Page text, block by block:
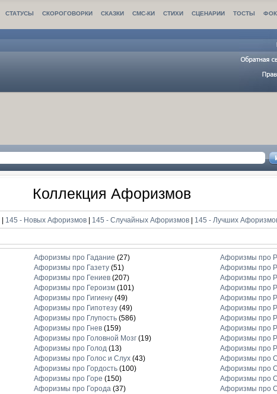
СТАТУСЫ СКОРОГОВОРКИ СКАЗКИ СМС-КИ СТИХИ СЦЕНАРИИ ТОСТЫ
Коллекция Афоризмов
| 145 - Новых Афоризмов | 145 - Случайных Афоризмов | 145 - Лучших
Афоризмы про Гадание (27)
Афоризмы про Газету(51)
Афоризмы про Гениев(207)
Афоризмы про Героизм(101)
Афоризмы про Гигиену(49)
Афоризмы про Гипотезу(49)
Афоризмы про Глупость(586)
Афоризмы про Гнев(159)
Афоризмы про Головной Мозг(19)
Афоризмы про Голод(13)
Афоризмы про Голос и Слух(43)
Афоризмы про Гордость(100)
Афоризмы про Горе (150)
Афоризмы про Города(37)
Афоризмы про
Афоризмы про
Афоризмы про
Афоризмы про
Афоризмы про
Афоризмы про
Афоризмы про
Афоризмы про
Афоризмы про
Афоризмы про
Афоризмы про
Афоризмы про
Афоризмы про
Афоризмы про